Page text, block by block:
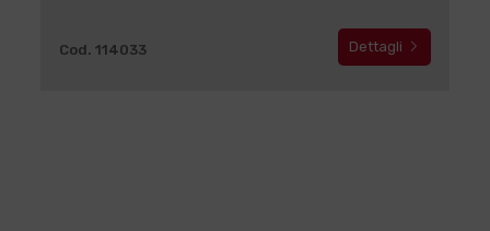
Cod. 114033 Dettagli